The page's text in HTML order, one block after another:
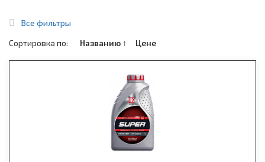
Все фильтры
Сортировка по:
Названию ↑ Цене